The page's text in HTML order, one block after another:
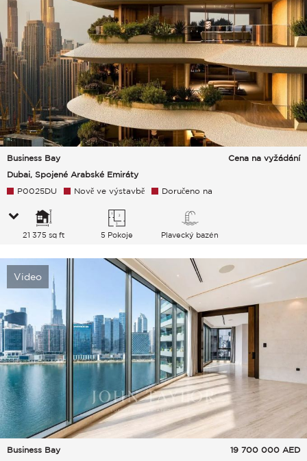
Business Bay
Dubai, Spojené Arabské Emiráty
Cena na vyžádání
P0025DU Nově ve výstavbě Doručeno na
21 375 sq ft 5 Pokoje Plavecký bazén
Video
Business Bay
19 700 000 AED